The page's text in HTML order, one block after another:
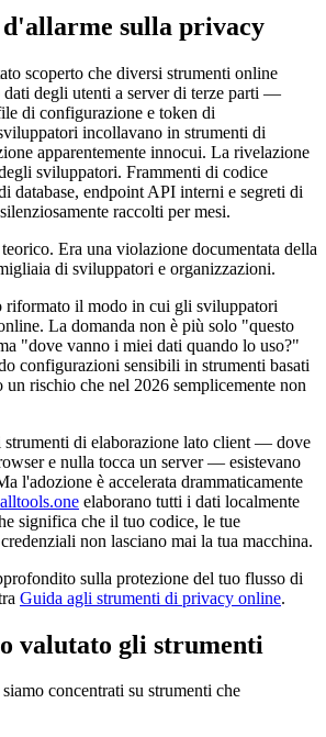
sulla privacy
scoperto che diversi strumenti online
dati degli utenti a server di terze parti —
di configurazione e token di
incollavano in strumenti di
apparentemente innocui. La rivelazione
sviluppatori. Frammenti di codice
database, endpoint API interni e segreti di
raccolti per mesi.
Era una violazione documentata della
di sviluppatori e organizzazioni.
riformato il modo in cui gli sviluppatori
La domanda non è più solo "questo
"dove vanno i miei dati quando lo uso?"
configurazioni sensibili in strumenti basati
un rischio che nel 2026 semplicemente non
strumenti di elaborazione lato client — dove
e nulla tocca un server — esistevano
l'adozione è accelerata drammaticamente
alltools.one elaborano tutti i dati localmente
significa che il tuo codice, le tue
non lasciano mai la tua macchina.
sulla protezione del tuo flusso di
Guida agli strumenti di privacy online.
valutato gli strumenti
concentrati su strumenti che